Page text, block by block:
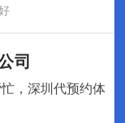
司
，深圳代预约体